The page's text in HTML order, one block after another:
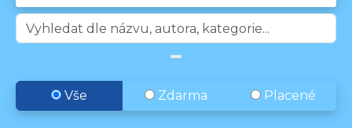
Vše Zdarma Placené